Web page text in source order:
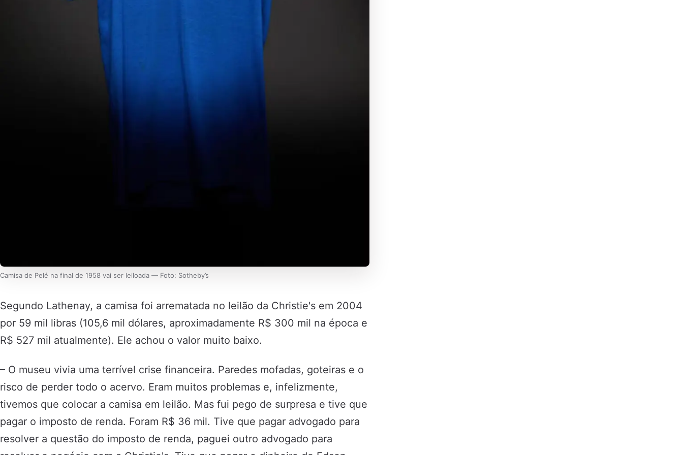
Camisa de Pelé na final de 1958 vai ser leiloada — Foto: Sotheby’s
Segundo Lathenay, a camisa foi arrematada no leilão da Christie's em 2004
por 59 mil libras (105,6 mil dólares, aproximadamente R$ 300 mil na época e
R$ 527 mil atualmente). Ele achou o valor muito baixo.
– O museu vivia uma terrível crise financeira. Paredes mofadas, goteiras e o
risco de perder todo o acervo. Eram muitos problemas e, infelizmente,
tivemos que colocar a camisa em leilão. Mas fui pego de surpresa e tive que
pagar o imposto de renda. Foram R$ 36 mil. Tive que pagar advogado para
resolver a questão do imposto de renda, paguei outro advogado para